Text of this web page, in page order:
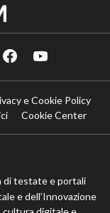
e Cookie Policy
Cookie Center
di testate e portali
e dell’Innovazione